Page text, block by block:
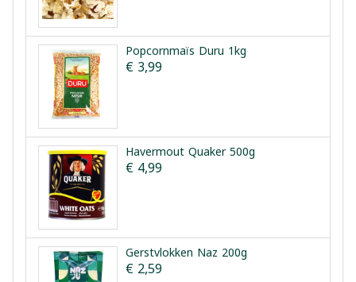
Popcornmaïs Duru 1kg
€ 3,99
Havermout Quaker 500g
€ 4,99
Gerstvlokken Naz 200g
€ 2,59